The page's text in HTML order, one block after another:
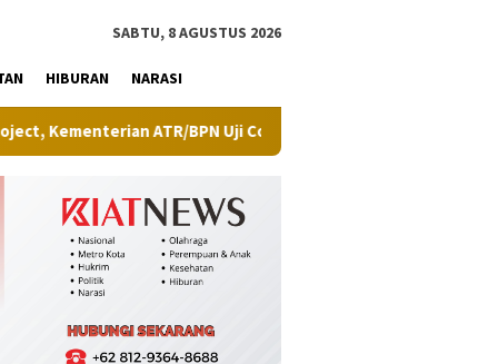
SABTU, 8 AGUSTUS 2026
HIBURAN NARASI
BPN Uji Coba Layanan Peralihan Hak Target Maksimal 10